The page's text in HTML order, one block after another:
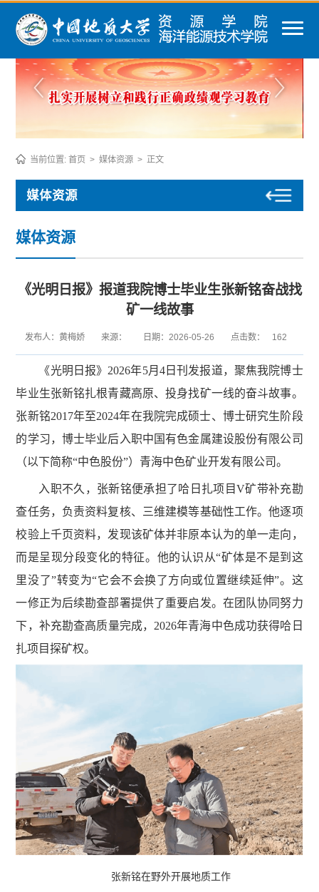
当前位置:首页 > 媒体资源 > 正文
媒体资源
媒体资源
《光明日报》报道我院博士毕业生张新铭奋战找
矿一线故事
发布人：黄梅娇 来源： 日期：2026-05-26 点击数： 162
《光明日报》2026年5月4日刊发报道，聚焦我院博士
毕业生张新铭扎根青藏高原、投身找矿一线的奋斗故事。
张新铭2017年至2024年在我院完成硕士、博士研究生阶段
的学习，博士毕业后入职中国有色金属建设股份有限公司
（以下简称“中色股份”）青海中色矿业开发有限公司。
入职不久，张新铭便承担了哈日扎项目V矿带补充勘
查任务，负责资料复核、三维建模等基础性工作。他逐项
校验上千页资料，发现该矿体并非原本认为的单一走向，
而是呈现分段变化的特征。他的认识从“矿体是不是到这
里没了”转变为“它会不会换了方向或位置继续延伸”。这
一修正为后续勘查部署提供了重要启发。在团队协同努力
下，补充勘查高质量完成，2026年青海中色成功获得哈日
扎项目探矿权。
张新铭在野外开展地质工作